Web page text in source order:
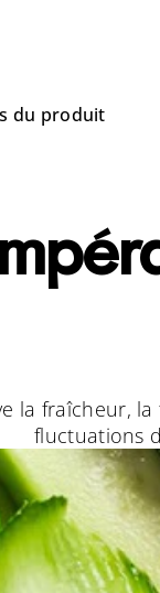
du produit
la fraîcheur,
fluctuations